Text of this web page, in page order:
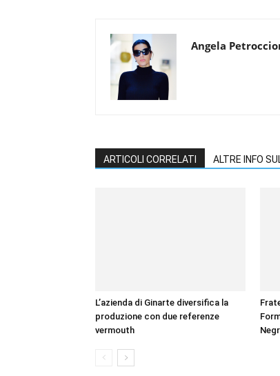
Angela
ARTICOLI CORRELATI ALTRE INFO
L’azienda di Ginarte diversifica la
produzione con due referenze
vermouth